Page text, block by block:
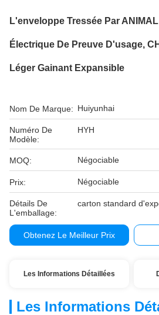
L'enveloppe Tressée Par ANIMAL
Électrique De Preuve D'usage,
Léger Gainant Expansible
Nom De Marque: Huiyunhai
Numéro De
Modèle:
HYH
MOQ: Négociable
Prix: Négociable
Détails De
L'emballage:
carton standard
Obtenez Le Meilleur Prix
Les Informations Détaillées
Les Informations